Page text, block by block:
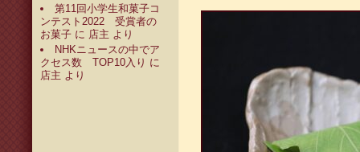
第11回小学生和菓子コ
ンテスト2022 受賞者の
お菓子 に 店主 より
NHKニュースの中でア
クセス数 TOP10入り に
店主 より